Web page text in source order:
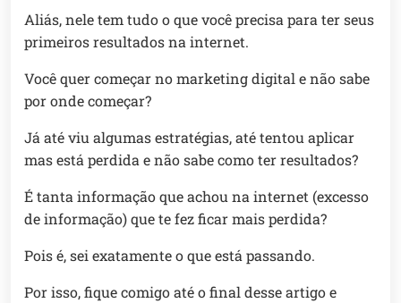
Aliás, nele tem tudo o que você precisa para ter seus
primeiros resultados na internet.
Você quer começar no marketing digital e não sabe
por onde começar?
Já até viu algumas estratégias, até tentou aplicar
mas está perdida e não sabe como ter resultados?
É tanta informação que achou na internet (excesso
de informação) que te fez ficar mais perdida?
Pois é, sei exatamente o que está passando.
Por isso, fique comigo até o final desse artigo e